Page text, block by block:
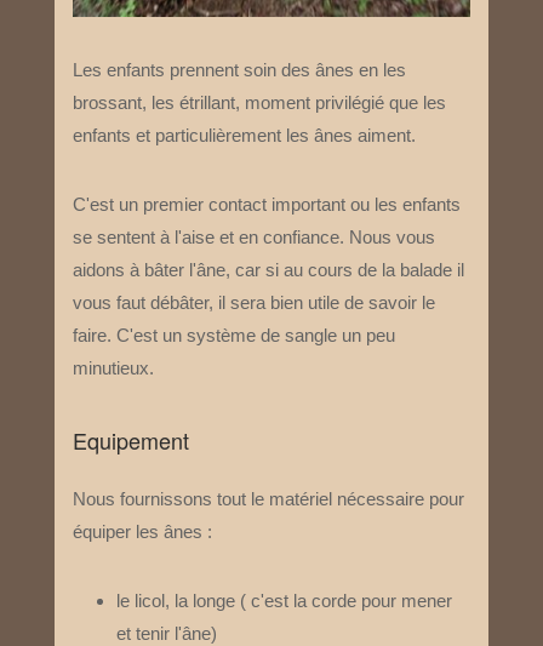
Les enfants prennent soin des ânes en les
brossant, les étrillant, moment privilégié que les
enfants et particulièrement les ânes aiment.
C'est un premier contact important ou les enfants
se sentent à l'aise et en confiance. Nous vous
aidons à bâter l'âne, car si au cours de la balade il
vous faut débâter,​ il sera bien utile de savoir le
faire. C'est un système de sangle un peu
minutieux.
Equipement
Nous fournissons tout le matériel nécessaire pour
équiper les ânes :
le licol, la longe ( c'est la corde pour mener
et tenir l'âne)